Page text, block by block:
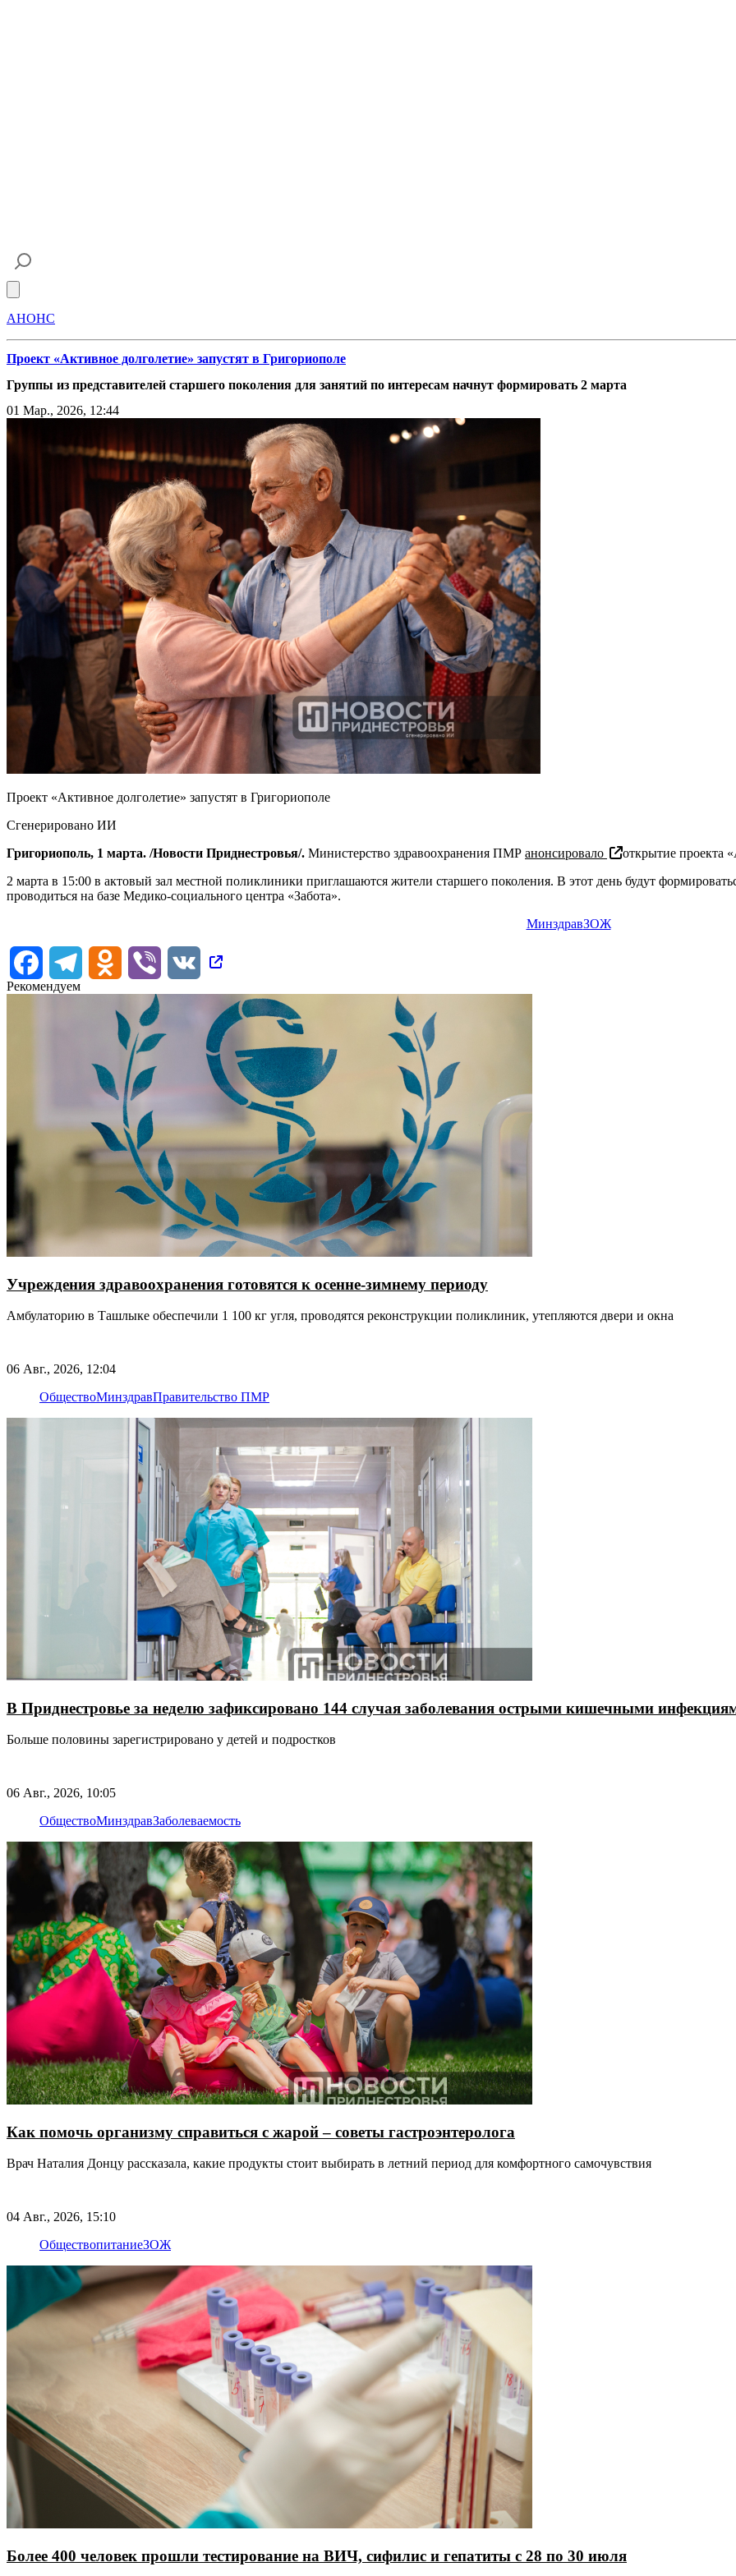
АНОНС
Проект «Активное долголетие» запустят в Григориополе
Группы из представителей старшего поколения для занятий по интересам начнут формировать 2 марта
01 Мар., 2026, 12:44
Проект «Активное долголетие» запустят в Григориополе
Сгенерировано ИИ
Григориополь, 1 марта. /Новости Приднестровья/. Министерство здравоохранения ПМР анонсировало
открытие проекта
2 марта в 15:00 в актовый зал местной поликлиники приглашаются жители старшего поколения. В этот день будут
проводиться на базе Медико-социального центра «Забота».
МинздравЗОЖ
FacebookTelegram Odnoklassniki
Viber
VK
Рекомендуем
Учреждения здравоохранения готовятся к осенне-зимнему периоду
Амбулаторию в Ташлыке обеспечили 1 100 кг угля, проводятся реконструкции поликлиник, утепляются двери и окна
06 Авг., 2026, 12:04
ОбществоМинздравПравительство ПМР
В Приднестровье за неделю зафиксировано 144 случая заболевания острыми кишечными
Больше половины зарегистрировано у детей и подростков
06 Авг., 2026, 10:05
ОбществоМинздравЗаболеваемость
Как помочь организму справиться с жарой – советы гастроэнтеролога
Врач Наталия Донцу рассказала, какие продукты стоит выбирать в летний период для комфортного самочувствия
04 Авг., 2026, 15:10
ОбществопитаниеЗОЖ
Более 400 человек прошли тестирование на ВИЧ, сифилис и гепатиты с 28 по 30 июля